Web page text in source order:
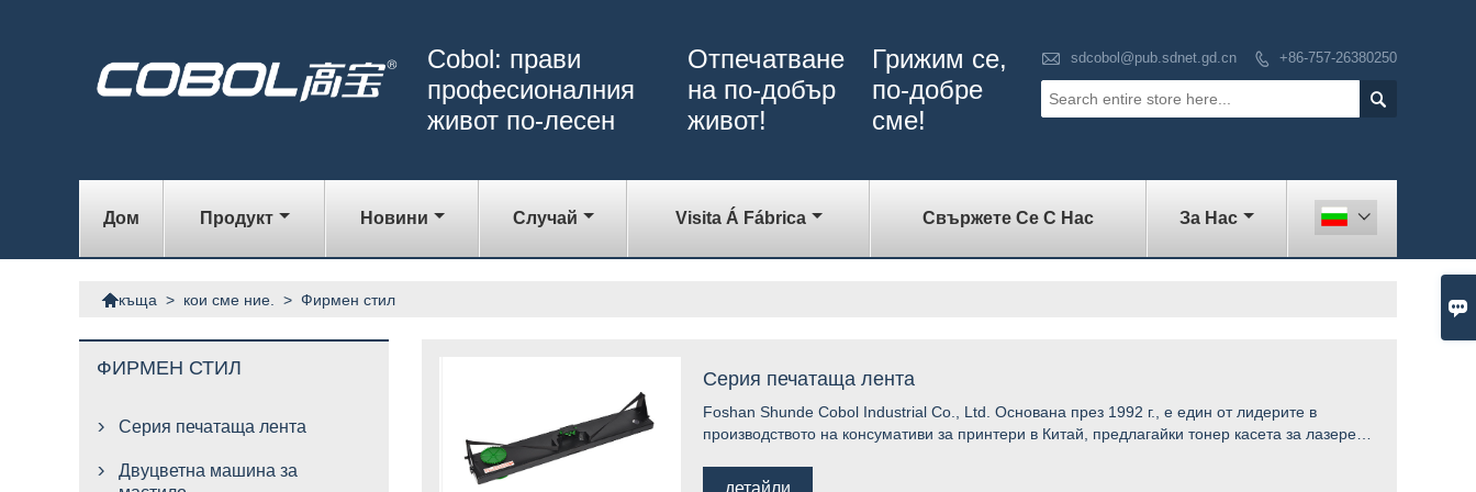

 sdcobol@pub.sdnet.gd.cn  +86-757-26380250

Cobol: прави
професионалния
живот по-лесен
Отпечатване
на по-добър
живот!
Грижим се,
по-добре
сме!
Дом Продукт Новини Случай Visita Á Fábrica Свържете Се С Нас За Нас 
къща > кои сме ние. > Фирмен стил
Серия печатаща лента
Foshan Shunde Cobol Industrial Co., Ltd. Основана през 1992 г., е един от лидерите в
производството на консумативи за принтери в Китай, предлагайки тонер касета за лазерен
Нашите съоръжения обхващат 6 000 квадратни метра и имаме повече от 200 служители, от
детайли
ФИРМЕН СТИЛ
 Серия печатаща лента

Двуцветна машина за